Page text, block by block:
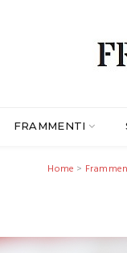
FRAMMENTI
Home >